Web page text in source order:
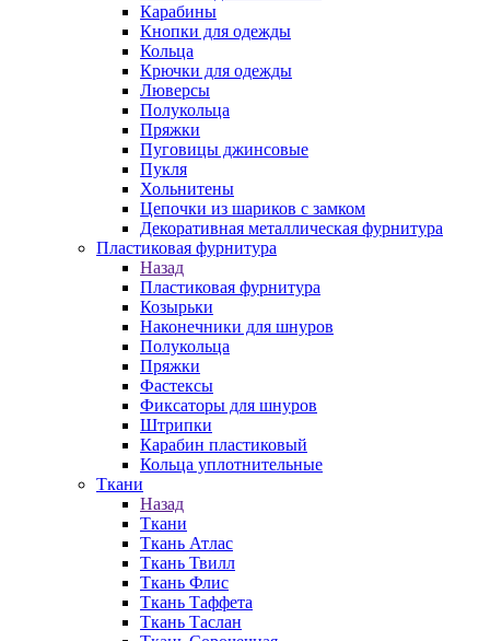
Карабины
Кнопки для одежды
Кольца
Крючки для одежды
Люверсы
Полукольца
Пряжки
Пуговицы джинсовые
Пукля
Хольнитены
Цепочки из шариков с замком
Декоративная металлическая фурнитура
Пластиковая фурнитура
Назад
Пластиковая фурнитура
Козырьки
Наконечники для шнуров
Полукольца
Пряжки
Фастексы
Фиксаторы для шнуров
Штрипки
Карабин пластиковый
Кольца уплотнительные
Ткани
Назад
Ткани
Ткань Атлас
Ткань Твилл
Ткань Флис
Ткань Таффета
Ткань Таслан